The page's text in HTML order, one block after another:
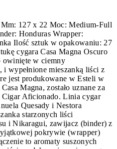
127 x 22 Moc: Medium-Full
Honduras Wrapper:
Ilość sztuk w opakowaniu: 27
cygara Casa Magna Oscuro
owinięte w ciemny
wypełnione mieszanką liści z
jest produkowane w Esteli w
Magna, zostało uznane za
Aficionado. Linia cygar
Quesady i Nestora
starzonych liści
i Nikaragui, zawijacz (binder) z
pokrywie (wrapper)
to aromaty suszonych